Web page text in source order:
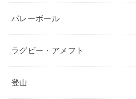
バレーボール
ラグビー・アメフト
登山